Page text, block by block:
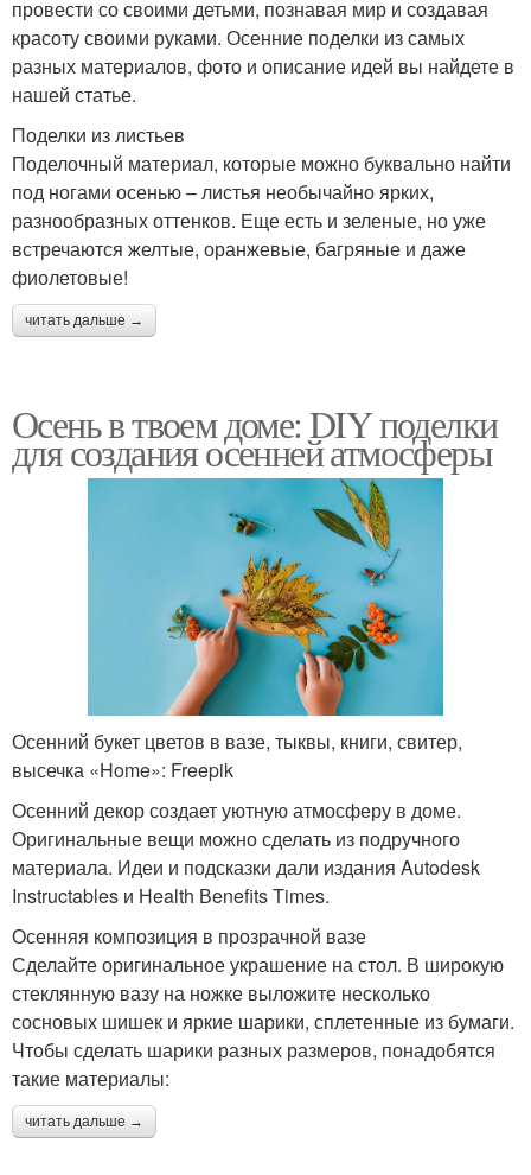
провести со своими детьми, познавая мир и создавая
красоту своими руками. Осенние поделки из самых
разных материалов, фото и описание идей вы найдете в
нашей статье.
Поделки из листьев
Поделочный материал, которые можно буквально найти
под ногами осенью – листья необычайно ярких,
разнообразных оттенков. Еще есть и зеленые, но уже
встречаются желтые, оранжевые, багряные и даже
фиолетовые!
читать дальше →
Осень в твоем доме: DIY поделки
для создания осенней атмосферы
Осенний букет цветов в вазе, тыквы, книги, свитер,
высечка «Home»: Freepik
Осенний декор создает уютную атмосферу в доме.
Оригинальные вещи можно сделать из подручного
материала. Идеи и подсказки дали издания Autodesk
Instructables и Нealth Вenefits Times.
Осенняя композиция в прозрачной вазе
Сделайте оригинальное украшение на стол. В широкую
стеклянную вазу на ножке выложите несколько
сосновых шишек и яркие шарики, сплетенные из бумаги.
Чтобы сделать шарики разных размеров, понадобятся
такие материалы:
читать дальше →